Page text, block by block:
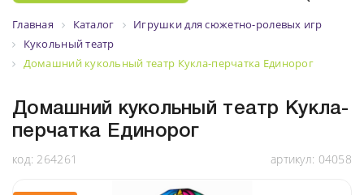
Главная Каталог
Игрушки для сюжетно-ролевых игр
Кукольный театр
Домашний кукольный театр Кукла-перчатка Единорог
Домашний кукольный театр Кукла-
перчатка Единорог
код: 264261 артикул: 04058